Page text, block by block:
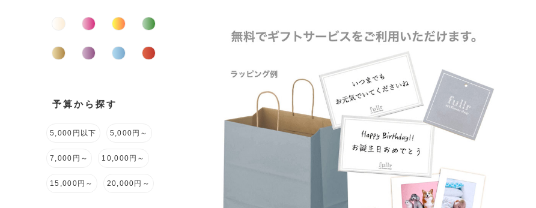
予算から探す
5,000円以下 5,000円～
7,000円～ 10,000円～
15,000円～ 20,000円～